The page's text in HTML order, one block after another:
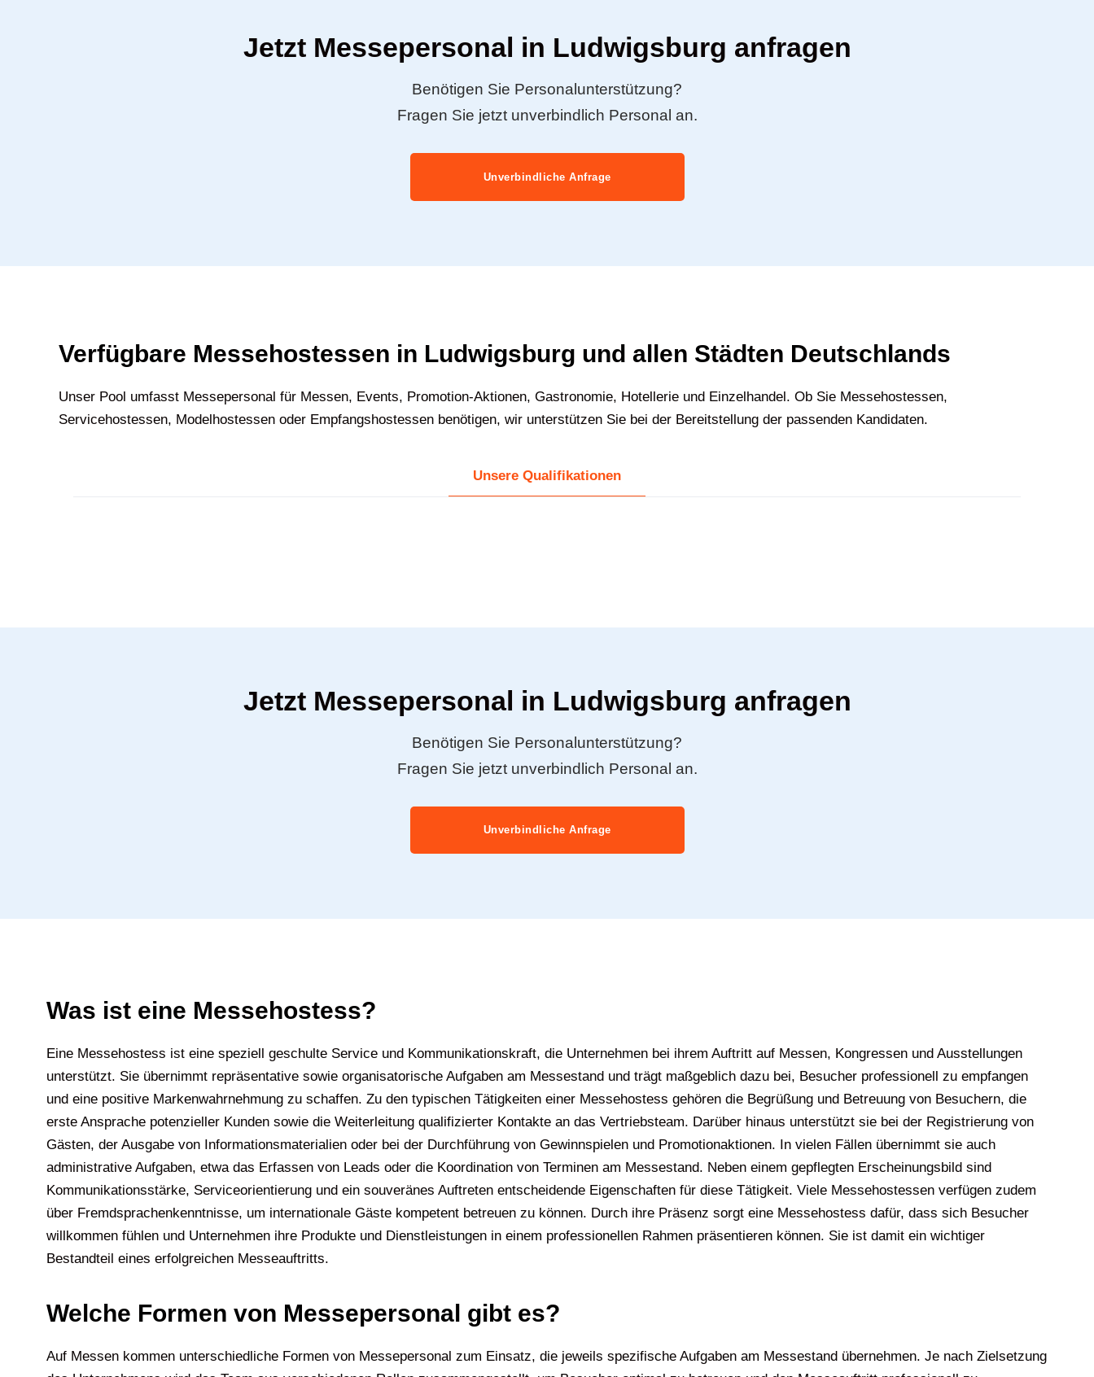
Jetzt Messepersonal in Ludwigsburg anfragen
Benötigen Sie Personalunterstützung?
Fragen Sie jetzt unverbindlich Personal an.
Unverbindliche Anfrage
Verfügbare Messehostessen in Ludwigsburg und allen Städten Deutschlands
U‍nser Pool umfasst Messepersonal für Messen, Events, Promotion-Aktionen, Gastronomie, Hotellerie und Einzelhandel. Ob Sie Messehostessen,
Servicehostessen, Modelhostessen oder Empfangshostessen benötigen, wir unterstützen Sie bei der Bereitstellung der passenden Kandidaten.
Unsere Qualifikationen
Jetzt Messepersonal in Ludwigsburg anfragen
Benötigen Sie Personalunterstützung?
Fragen Sie jetzt unverbindlich Personal an.
Unverbindliche Anfrage
Was ist eine Messehostess?
Eine Messehostess ist eine speziell geschulte Service und Kommunikationskraft, die Unternehmen bei ihrem Auftritt auf Messen, Kongressen und Ausstellungen
unterstützt. Sie übernimmt repräsentative sowie organisatorische Aufgaben am Messestand und trägt maßgeblich dazu bei, Besucher professionell zu empfangen
und eine positive Markenwahrnehmung zu schaffen. Zu den typischen Tätigkeiten einer Messehostess gehören die Begrüßung und Betreuung von Besuchern, die
erste Ansprache potenzieller Kunden sowie die Weiterleitung qualifizierter Kontakte an das Vertriebsteam. Darüber hinaus unterstützt sie bei der Registrierung von
Gästen, der Ausgabe von Informationsmaterialien oder bei der Durchführung von Gewinnspielen und Promotionaktionen. In vielen Fällen übernimmt sie auch
administrative Aufgaben, etwa das Erfassen von Leads oder die Koordination von Terminen am Messestand. Neben einem gepflegten Erscheinungsbild sind
Kommunikationsstärke, Serviceorientierung und ein souveränes Auftreten entscheidende Eigenschaften für diese Tätigkeit. Viele Messehostessen verfügen zudem
über Fremdsprachenkenntnisse, um internationale Gäste kompetent betreuen zu können. Durch ihre Präsenz sorgt eine Messehostess dafür, dass sich Besucher
willkommen fühlen und Unternehmen ihre Produkte und Dienstleistungen in einem professionellen Rahmen präsentieren können. Sie ist damit ein wichtiger
Bestandteil eines erfolgreichen Messeauftritts.
Welche Formen von Messepersonal gibt es?
Auf Messen kommen unterschiedliche Formen von Messepersonal zum Einsatz, die jeweils spezifische Aufgaben am Messestand übernehmen. Je nach Zielsetzung